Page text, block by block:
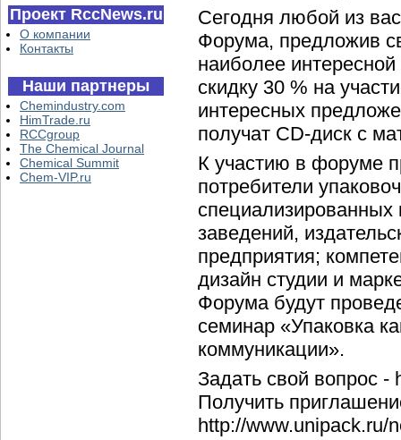
Проект RccNews.ru
О компании
Контакты
Наши партнеры
Chemindustry.com
HimTrade.ru
RCCgroup
The Chemical Journal
Chemical Summit
Chem-VIP.ru
Сегодня любой из
Форума, предложив
наиболее
скидку 30 % на
интересных
получат CD-диск с
К участию в форуме
потребители
заведений,
предприятия;
дизайн студии и
Форума будут
семинар «Упаковка
коммуникации».
Задать свой вопрос -
Получить
http://www.unipack.ru/